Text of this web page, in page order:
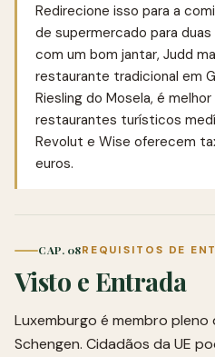
Redirecione isso para a
de supermercado para duas
com um bom jantar, Judd
restaurante tradicional em
Riesling do Mosela, é
restaurantes turísticos
Revolut e Wise oferecem
euros.
CAP. 08REQUISITOS DE
Visto e Entrada
Luxemburgo é membro pleno
Schengen. Cidadãos da UE